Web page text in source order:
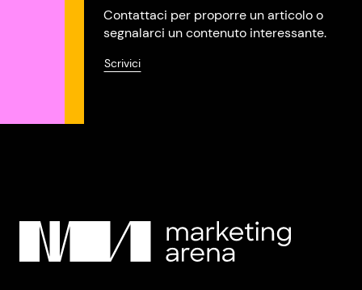
Contattaci per proporre un articolo o
segnalarci un contenuto interessante.
Scrivici